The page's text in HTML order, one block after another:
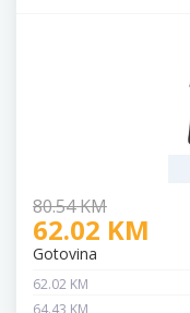
80.54 KM
62.02 KM
Gotovina
62.02 KM